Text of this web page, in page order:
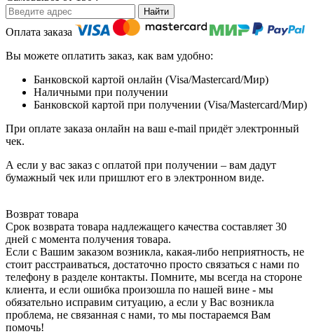
Найти
Оплата заказа
Вы можете оплатить заказ, как вам удобно:
Банковской картой онлайн (Visa/Masterсard/Мир)
Наличными при получении
Банковской картой при получении (Visa/Masterсard/Мир)
При оплате заказа онлайн на ваш e-mail придёт электронный
чек.
А если у вас заказ с оплатой при получении – вам дадут
бумажный чек или пришлют его в электронном виде.
Возврат товара
Срок возврата товара надлежащего качества составляет 30
дней с момента получения товара.
Если с Вашим заказом возникла, какая-либо неприятность, не
стоит расстраиваться, достаточно просто связаться с нами по
телефону в разделе контакты. Помните, мы всегда на стороне
клиента, и если ошибка произошла по нашей вине - мы
обязательно исправим ситуацию, а если у Вас возникла
проблема, не связанная с нами, то мы постараемся Вам
помочь!